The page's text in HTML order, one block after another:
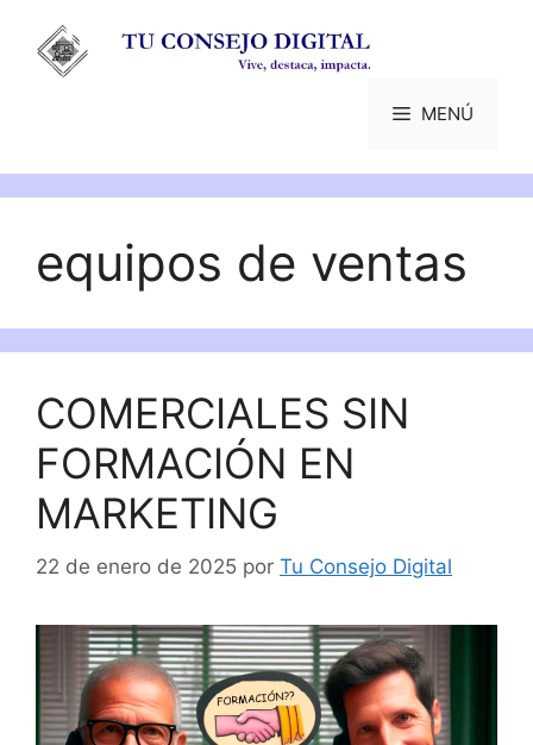
contenido
MENÚ
equipos de ventas
COMERCIALES SIN
FORMACIÓN EN
MARKETING
22 de enero de 2025 por Tu Consejo Digital